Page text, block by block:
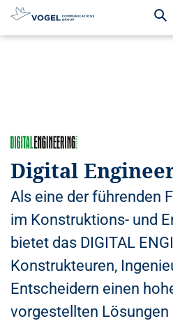
D
Digital
Als eine der führenden
im Konstruktions- und
bietet das DIGITAL
Konstrukteuren,
Entscheidern einen
vorgestellten Lösungen